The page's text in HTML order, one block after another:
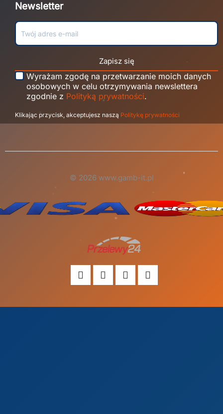
Newsletter
Zapisz się
Wyrażam zgodę na przetwarzanie moich danych
osobowych w celu otrzymywania newslettera
zgodnie z Polityką prywatności.
Klikając przycisk, akceptujesz naszą Politykę prywatności
© 2026 www.gamb-it.pl